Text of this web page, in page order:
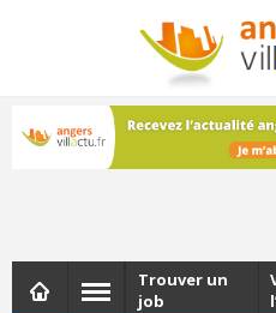
Les dernières actualités
votre
Trouver un
job